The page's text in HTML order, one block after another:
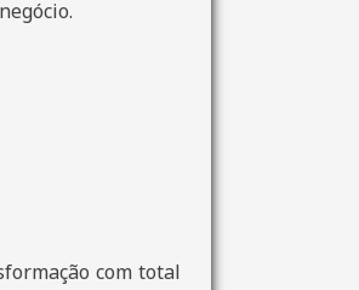
com total